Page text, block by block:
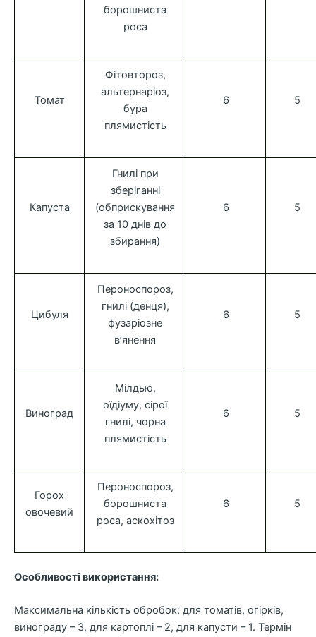
борошниста
роса
Томат
Фітовтороз,
альтернаріоз,
бура
плямистість
6 5
Капуста
Гнилі при
зберіганні
(обприскування
за 10 днів до
збирання)
6 5
Цибуля
Пероноспороз,
гнилі (денця),
фузаріозне
в’янення
6 5
Виноград
Мілдью,
оїдіуму, сірої
гнилі, чорна
плямистість
6 5
Горох
овочевий
Пероноспороз,
борошниста
роса, аскохітоз
6 5
Особливості використання:
Максимальна кількість обробок: для томатів, огірків,
винограду – 3, для картоплі – 2, для капусти – 1. Термін